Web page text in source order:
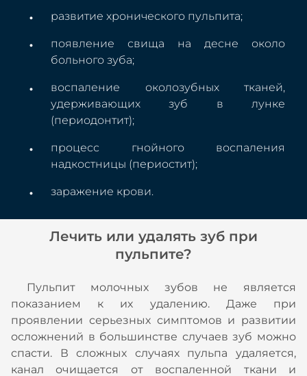
развитие хронического пульпита;
появление свища на десне около
больного зуба;
воспаление околозубных тканей,
удерживающих зуб в лунке
(периодонтит);
процесс гнойного воспаления
надкостницы (периостит);
заражение крови.
Лечить или удалять зуб при
пульпите?
Пульпит молочных зубов не является
показанием к их удалению. Даже при
проявлении серьезных симптомов и развитии
осложнений в большинстве случаев зуб можно
спасти. В сложных случаях пульпа удаляется,
канал очищается от воспаленной ткани и